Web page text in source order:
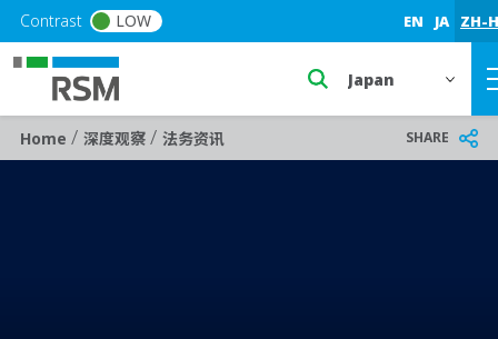
Skip to main content
Contrast LOW EN JA ZH-
Select a region or
Breadcrumb
Home/ 深度观察/ 法务资讯 SHARE